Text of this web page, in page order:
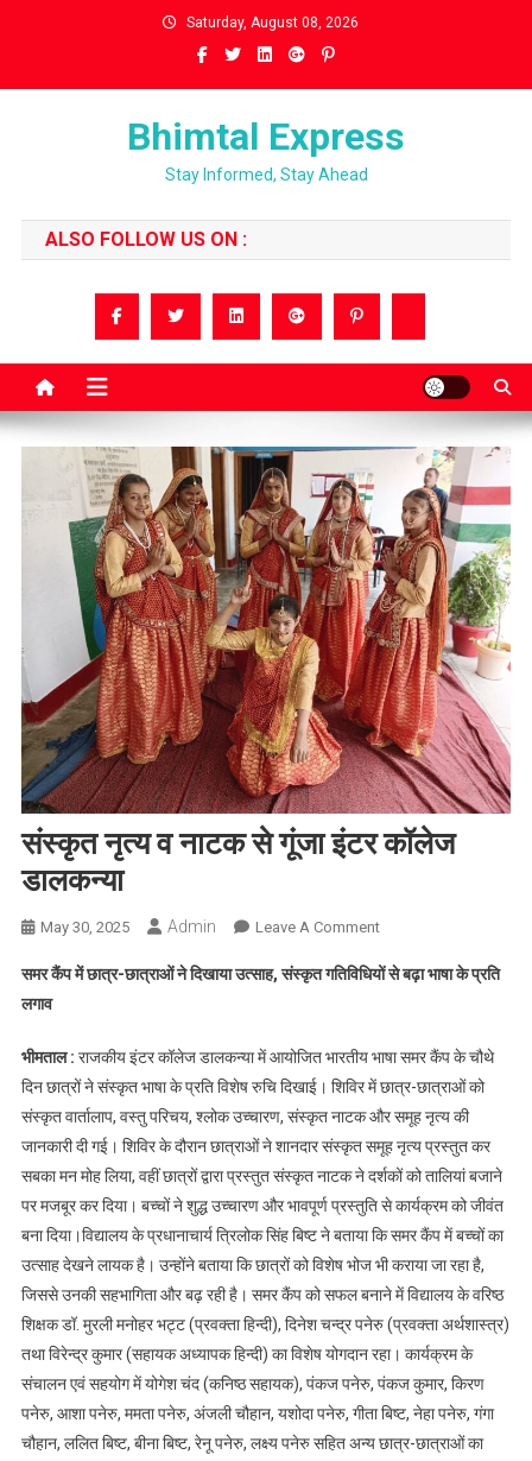
Saturday, August 08, 2026
Bhimtal Express
Stay Informed, Stay Ahead
ALSO FOLLOW US ON :
संस्कृत नृत्य व नाटक से गूंजा इंटर कॉलेज
डालकन्या
May 30, 2025 Admin Leave A CommentOn
नृत्य
से
गूंजा
इंटर
कॉलेज
डालकन्या
समर कैंप में छात्र-छात्राओं ने दिखाया उत्साह, संस्कृत गतिविधियों से बढ़ा भाषा के प्रति
लगाव
भीमताल : राजकीय इंटर कॉलेज डालकन्या में आयोजित भारतीय भाषा समर कैंप के चौथे
दिन छात्रों ने संस्कृत भाषा के प्रति विशेष रुचि दिखाई। शिविर में छात्र-छात्राओं को
संस्कृत वार्तालाप, वस्तु परिचय, श्लोक उच्चारण, संस्कृत नाटक और समूह नृत्य की
जानकारी दी गई। शिविर के दौरान छात्राओं ने शानदार संस्कृत समूह नृत्य प्रस्तुत कर
सबका मन मोह लिया, वहीं छात्रों द्वारा प्रस्तुत संस्कृत नाटक ने दर्शकों को तालियां बजाने
पर मजबूर कर दिया। बच्चों ने शुद्ध उच्चारण और भावपूर्ण प्रस्तुति से कार्यक्रम को जीवंत
बना दिया।विद्यालय के प्रधानाचार्य त्रिलोक सिंह बिष्ट ने बताया कि समर कैंप में बच्चों का
उत्साह देखने लायक है। उन्होंने बताया कि छात्रों को विशेष भोज भी कराया जा रहा है,
जिससे उनकी सहभागिता और बढ़ रही है। समर कैंप को सफल बनाने में विद्यालय के वरिष्ठ
शिक्षक डॉ. मुरली मनोहर भट्ट (प्रवक्ता हिन्दी), दिनेश चन्द्र पनेरु (प्रवक्ता अर्थशास्त्र)
तथा विरेन्द्र कुमार (सहायक अध्यापक हिन्दी) का विशेष योगदान रहा। कार्यक्रम के
संचालन एवं सहयोग में योगेश चंद (कनिष्ठ सहायक), पंकज पनेरु, पंकज कुमार, किरण
पनेरु, आशा पनेरु, ममता पनेरु, अंजली चौहान, यशोदा पनेरु, गीता बिष्ट, नेहा पनेरु, गंगा
चौहान, ललित बिष्ट, बीना बिष्ट, रेनू पनेरु, लक्ष्य पनेरु सहित अन्य छात्र-छात्राओं का